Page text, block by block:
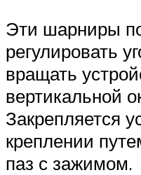
Эти шарниры
регулировать
вращать
вертикальной
Закрепляется
креплении
паз с зажимом.